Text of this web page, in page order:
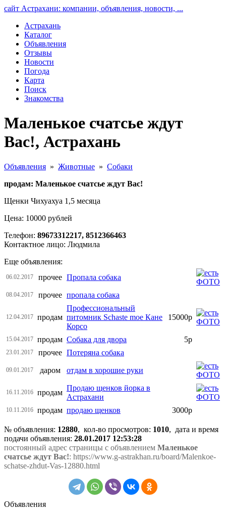
сайт Астрахани: компании, объявления, новости, ...
Астрахань
Каталог
Объявления
Отзывы
Новости
Погода
Карта
Поиск
Знакомства
Маленькое счатсье ждут
Вас!, Астрахань
Объявления » Животные » Собаки
продам: Маленькое счатсье ждут Вас!
Щенки Чихуахуа 1,5 месяца
Цена: 10000 рублей
Телефон: 89673312217, 8512366463
Контактное лицо: Людмила
Еще объявления:
06.02.2017 прочее Пропала собака
08.04.2017 прочее пропала собака
12.04.2017 продам
Профессиональный
питомник Schaste moe Кане
Корсо
15000р
15.04.2017 продам Собака для двора 5р
23.01.2017 прочее Потеряна собака
09.01.2017 даром отдам в хорошие руки
16.11.2016 продам
Продаю щенков йорка в
Астрахани
10.11.2016 продам продаю щенков 3000р
№ объявления: 12880, кол-во просмотров: 1010, дата и время
подачи объявления: 28.01.2017 12:53:28
постоянный адрес страницы с объявлением Маленькое
счатсье ждут Вас!: https://www.g-astrakhan.ru/board/Malenkoe-
schatse-zhdut-Vas-12880.html
Объявления